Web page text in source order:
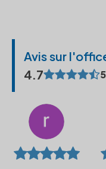
Avis sur
4.7